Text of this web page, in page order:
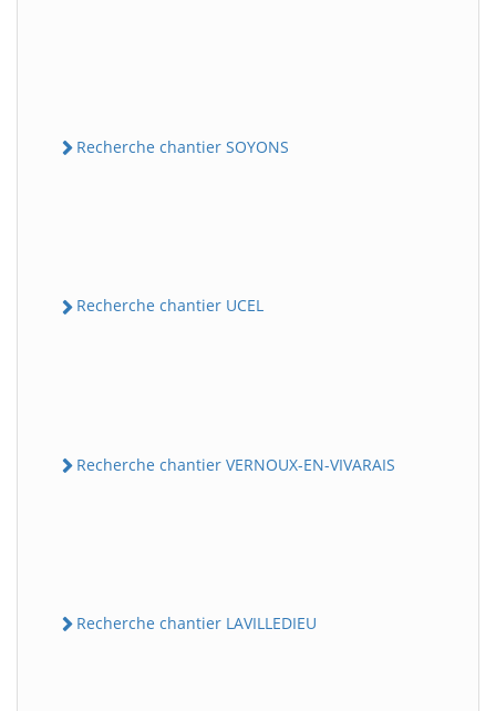
Recherche chantier SOYONS
Recherche chantier UCEL
Recherche chantier VERNOUX-EN-VIVARAIS
Recherche chantier LAVILLEDIEU